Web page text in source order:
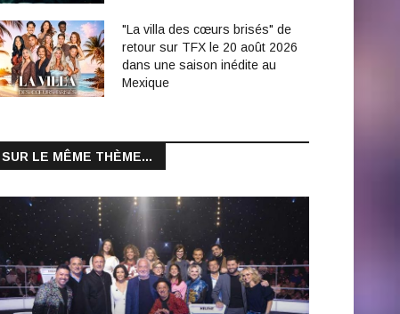
"La villa des cœurs brisés" de
retour sur TFX le 20 août 2026
dans une saison inédite au
Mexique
SUR LE MÊME THÈME...